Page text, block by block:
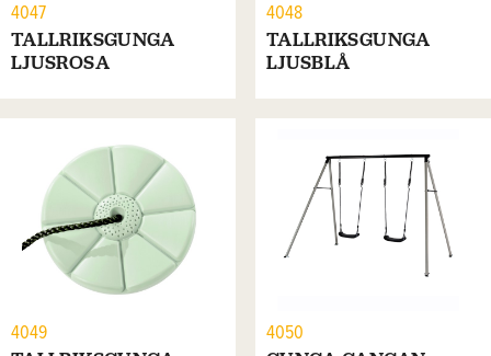
4047
TALLRIKSGUNGA
LJUSROSA
4048
TALLRIKSGUNGA
LJUSBLÅ
4049 4050